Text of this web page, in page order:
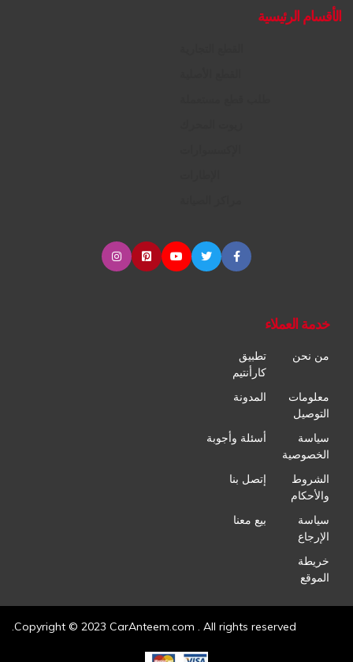
الأقسام الرئيسية
خدمة العملاء
من نحن
تطبيق
كارأنتيم
معلومات
التوصيل
المدونة
سياسة
الخصوصية
أسئلة وأجوبة
الشروط
والأحكام
إتصل بنا
سياسة
الإرجاع
بيع معنا
خريطة
الموقع
Copyright © 2023 CarAnteem.com . All rights reserved.